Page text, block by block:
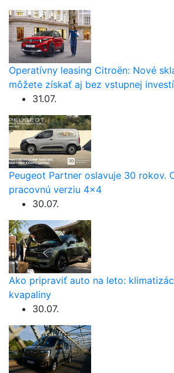
Operatívny leasing Citroën: Nové
môžete získať aj bez vstupnej
31.07.
Peugeot Partner oslavuje 30 rokov.
pracovnú verziu 4×4
30.07.
Ako pripraviť auto na leto:
kvapaliny
30.07.